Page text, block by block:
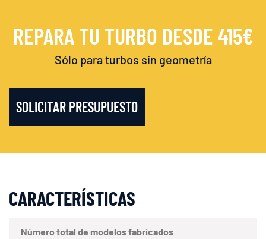
REPARA TU TURBO DESDE 415€
Sólo para turbos sin geometría
SOLICITAR PRESUPUESTO
CARACTERÍSTICAS
Número total de modelos fabricados